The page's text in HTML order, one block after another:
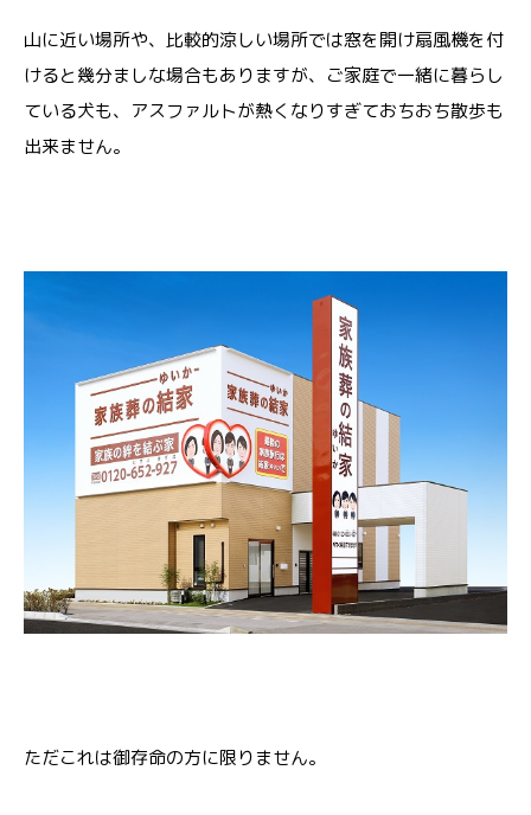
山に近い場所や、比較的涼しい場所では窓を開け扇風機を付
けると幾分ましな場合もありますが、ご家庭で一緒に暮らし
ている犬も、アスファルトが熱くなりすぎておちおち散歩も
出来ません。
ただこれは御存命の方に限りません。